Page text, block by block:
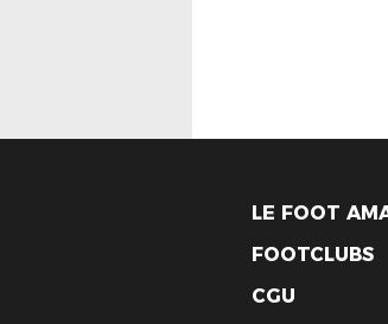
LE FOOT
FOOTCLUBS
CGU